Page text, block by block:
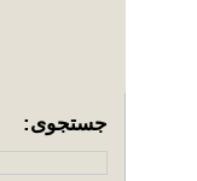
جستجوی: